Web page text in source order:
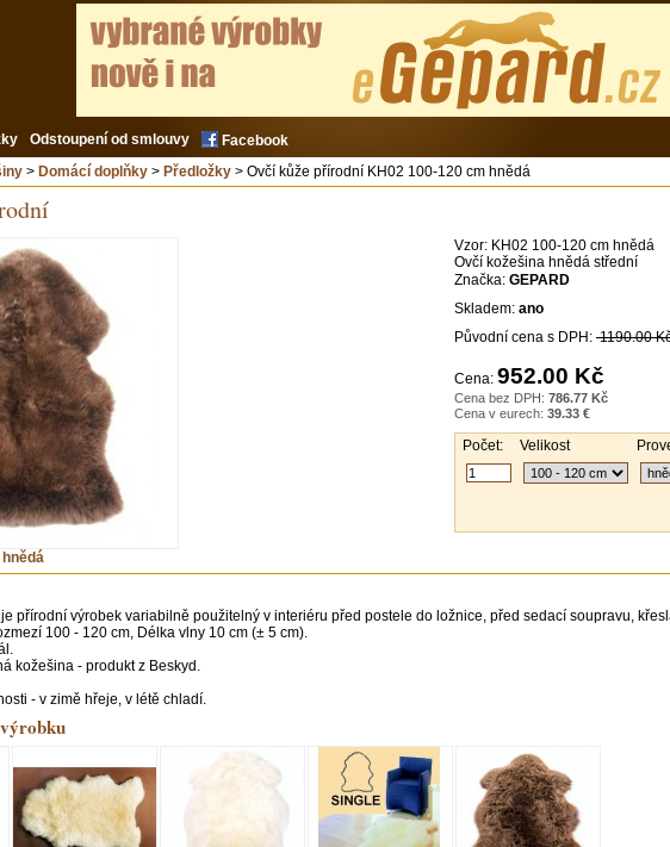
Odstoupení od smlouvy Facebook
> Domácí doplňky > Předložky > Ovčí kůže přírodní KH02 100-120 cm hnědá
hnědá
Vzor: KH02 100-120 cm hnědá
Ovčí kožešina hnědá střední
Značka: GEPARD
Skladem: ano
Původní cena s DPH: 1190.00
Cena: 952.00 Kč
Cena bez DPH: 786.77 Kč
Cena v eurech: 39.33 €
Počet: Velikost
přírodní výrobek variabilně použitelný v interiéru před postele do ložnice, před sedací soupravu,
100 - 120 cm, Délka vlny 10 cm (± 5 cm).
kožešina - produkt z Beskyd.
- v zimě hřeje, v létě chladí.